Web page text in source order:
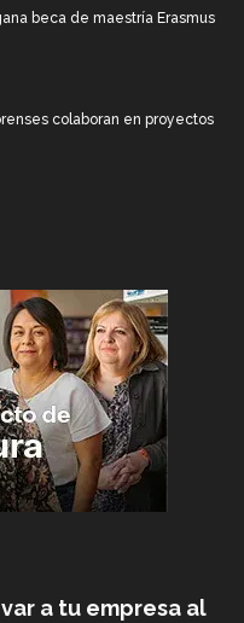
beca de maestría Erasmus
colaboran en proyectos
a tu empresa al